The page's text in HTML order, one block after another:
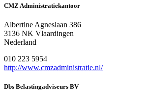
CMZ Administratiekantoor
Albertine Agneslaan 386
3136 NK Vlaardingen
Nederland
010 223 5954
http://www.cmzadministratie.nl/
Dbs Belastingadviseurs BV